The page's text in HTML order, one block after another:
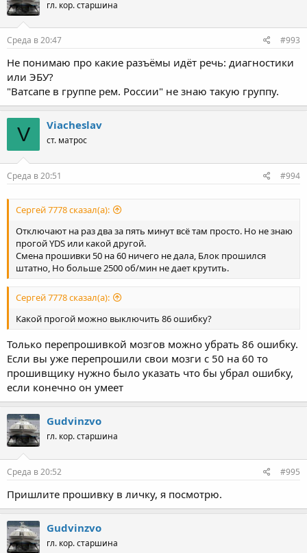
гл. кор. старшина
Среда в 20:47 #993
Не понимаю про какие разъёмы идёт речь: диагностики
или ЭБУ?
"Ватсапе в группе рем. России" не знаю такую группу.
V Viacheslav
ст. матрос
Среда в 20:51 #994
Сергей 7778 сказал(а):
Отключают на раз два за пять минут всё там просто. Но не знаю
прогой YDS или какой другой.
Смена прошивки 50 на 60 ничего не дала, Блок прошился
штатно, Но больше 2500 об/мин не дает крутить.
Сергей 7778 сказал(а):
Какой прогой можно выключить 86 ошибку?
Только перепрошивкой мозгов можно убрать 86 ошибку.
Если вы уже перепрошили свои мозги с 50 на 60 то
прошивщику нужно было указать что бы убрал ошибку,
если конечно он умеет
Gudvinzvo
гл. кор. старшина
Среда в 20:52 #995
Пришлите прошивку в личку, я посмотрю.
Gudvinzvo
гл. кор. старшина